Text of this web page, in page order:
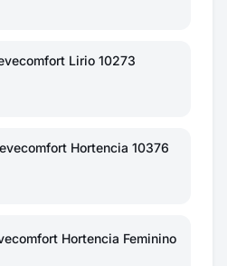
Lirio 10273
Hortencia 10376
Hortencia Feminino